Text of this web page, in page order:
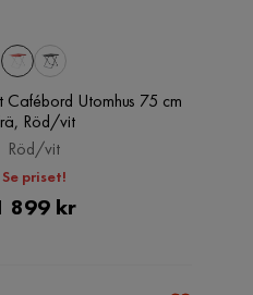
Cafébord Utomhus 75 cm
Röd/vit
Röd/vit
Se priset!
Pris
899 kr